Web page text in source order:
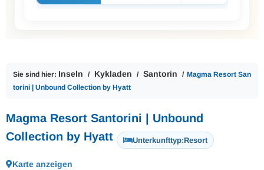
Sie sind hier: Inseln Kykladen Santorin
Magma Resort San
torini | Unbound Collection by Hyatt
Magma Resort Santorini | Unbound
Collection by Hyatt
Unterkunfttyp:Resort
Karte anzeigen